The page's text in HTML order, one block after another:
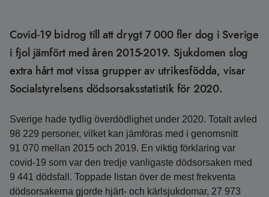
Covid-19 bidrog till att drygt 7 000 fler dog i Sverige
i fjol jämfört med åren 2015-2019. Sjukdomen slog
extra hårt mot vissa grupper av utrikesfödda, visar
Socialstyrelsens dödsorsaksstatistik för 2020.
Sverige hade tydlig överdödlighet under 2020. Totalt avled
98 229 personer, vilket kan jämföras med i genomsnitt
91 070 mellan 2015 och 2019. En viktig förklaring var
covid-19 som var den tredje vanligaste dödsorsaken med
9 441 dödsfall. Toppade listan över de mest frekventa
dödsorsakerna gjorde hjärt- och kärlsjukdomar, 27 973